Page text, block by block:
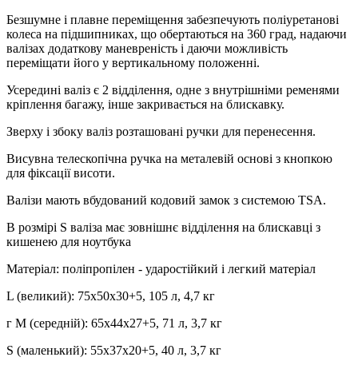
Безшумне і плавне переміщення забезпечують поліуретанові
колеса на підшипниках, що обертаються на 360 град, надаючи
валізах додаткову маневреність і даючи можливість
переміщати його у вертикальному положенні.
Усередині валіз є 2 відділення, одне з внутрішніми ременями
кріплення багажу, інше закривається на блискавку.
Зверху і збоку валіз розташовані ручки для перенесення.
Висувна телескопічна ручка на металевій основі з кнопкою
для фіксації висоти.
Валізи мають вбудований кодовий замок з системою TSA.
В розмірі S валіза має зовнішнє відділення на блискавці з
кишенею для ноутбука
Матеріал: поліпропілен - ударостійкий і легкий матеріал
L (великий): 75x50x30+5, 105 л, 4,7 кг
г M (середній): 65x44x27+5, 71 л, 3,7 кг
S (маленький): 55x37x20+5, 40 л, 3,7 кг